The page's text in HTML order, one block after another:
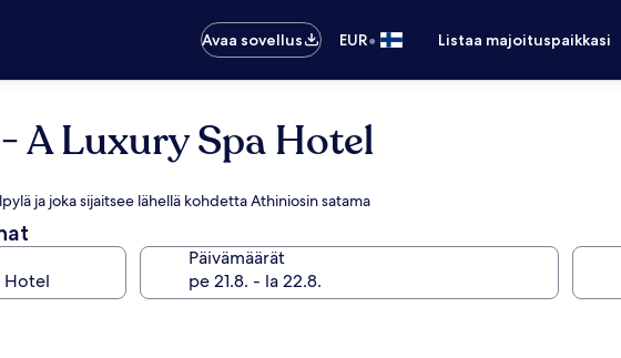
Avaa sovellus
EUR• Listaa majoituspaikkasi
A Luxury Spa Hotel
ja joka sijaitsee lähellä kohdetta Athiniosin satama
Päivämäärät